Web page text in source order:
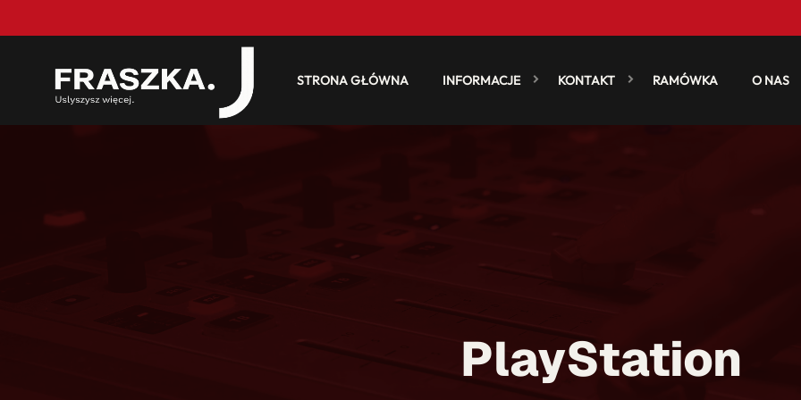
STRONA GŁÓWNA INFORMACJE KONTAKT RAMÓWKA O NAS
PlayStation